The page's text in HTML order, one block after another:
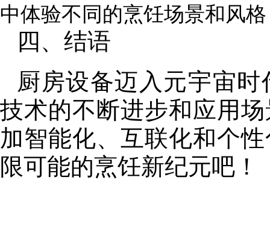
中体验不同的烹饪场景和风
四、结语
厨房设备迈入元宇宙
技术的不断进步和应用
加智能化、互联化和个
限可能的烹饪新纪元吧！